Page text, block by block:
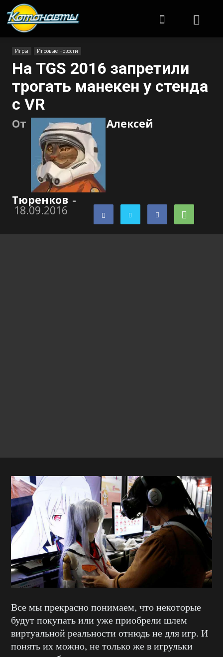
Игры Игровые новости
На TGS 2016 запретили
трогать манекен у стенда
с VR
От Алексей
Тюренков -
18.09.2016
Все мы прекрасно понимаем, что некоторые
будут покупать или уже приобрели шлем
виртуальной реальности отнюдь не для игр. И
понять их можно, не только же в игрульки